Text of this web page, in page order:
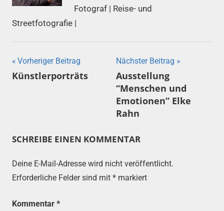
Fotograf | Reise- und
Streetfotografie |
Beitragsnavigation
Vorheriger Beitrag
Künstlerporträts
Nächster Beitrag
Ausstellung
“Menschen und
Emotionen” Elke
Rahn
SCHREIBE EINEN KOMMENTAR
Deine E-Mail-Adresse wird nicht veröffentlicht.
Erforderliche Felder sind mit * markiert
Kommentar *